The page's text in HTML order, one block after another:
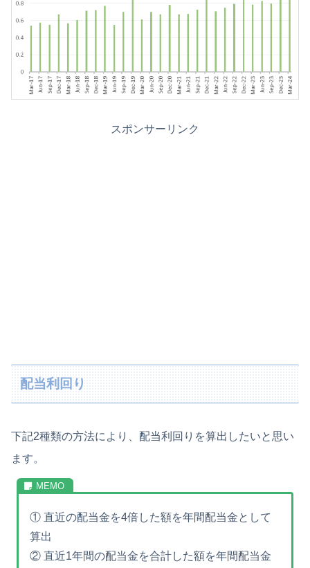
スポンサーリンク
配当利回り
下記2種類の方法により、配当利回りを算出したいと思い
ます。
① 直近の配当金を4倍した額を年間配当金として
算出
② 直近1年間の配当金を合計した額を年間配当金